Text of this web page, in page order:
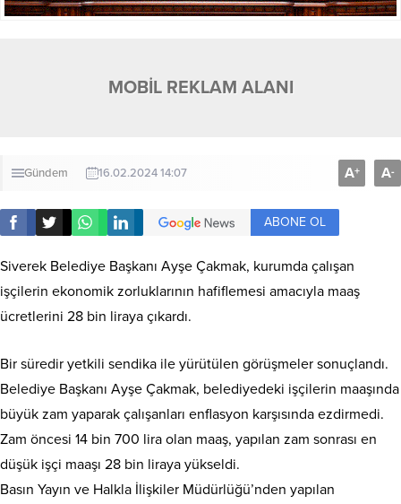
MOBİL REKLAM ALANI
Gündem 16.02.2024 14:07 A+ A-
ABONE OL
Siverek Belediye Başkanı Ayşe Çakmak, kurumda çalışan
işçilerin ekonomik zorluklarının hafiflemesi amacıyla maaş
ücretlerini 28 bin liraya çıkardı.
Bir süredir yetkili sendika ile yürütülen görüşmeler sonuçlandı.
Belediye Başkanı Ayşe Çakmak, belediyedeki işçilerin maaşında
büyük zam yaparak çalışanları enflasyon karşısında ezdirmedi.
Zam öncesi 14 bin 700 lira olan maaş, yapılan zam sonrası en
düşük işçi maaşı 28 bin liraya yükseldi.
Basın Yayın ve Halkla İlişkiler Müdürlüğü’nden yapılan